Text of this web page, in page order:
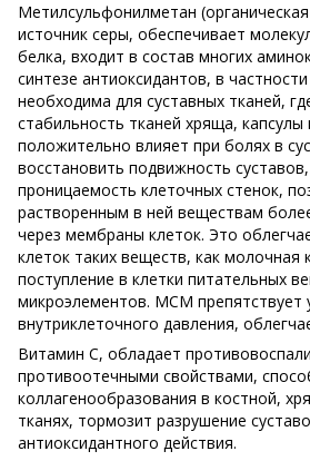
Метилсульфонилметан
источник серы, обеспечивает
белка, входит в состав многих
синтезе антиоксидантов, в
необходима для суставных тканей,
стабильность тканей хряща,
положительно влияет при болях в
восстановить подвижность
проницаемость клеточных стенок,
растворенным в ней веществам
через мембраны клеток. Это
клеток таких веществ, как молочная
поступление в клетки питательных
микроэлементов. МСМ препятствует
внутриклеточного давления,
Витамин С, обладает
противоотечными свойствами,
коллагенообразования в костной,
тканях, тормозит разрушение
антиоксидантного действия.